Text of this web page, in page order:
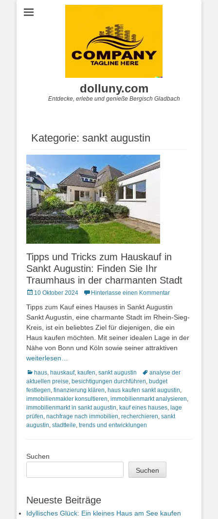
dolluny.com
Entdecke, erlebe und genieße Bergisch Gladbach
Kategorie: sankt augustin
Tipps und Tricks zum Hauskauf in
Sankt Augustin: Finden Sie Ihr
Traumhaus in der charmanten Stadt
Posted
10 Oktober 2024 Hinterlasse einen Kommentar
Tipps zum Kauf eines Hauses in Sankt Augustin
Sankt Augustin, eine charmante Stadt im Rhein-Sieg-
Kreis, ist ein beliebtes Ziel für diejenigen, die ein
Haus kaufen möchten. Mit seiner idealen Lage in der
Nähe von Bonn und Köln sowie seiner attraktiven
weiterlesen…
Kategorien
haus, hauskauf, kaufen, sankt augustin Schlagworte
analyse der
aktuellen preise, besichtigungen durchführen, budget
festlegen, finanzierung klären, haus kaufen sankt augustin,
immobilienmakler konsultieren, immobilienmarkt analysieren,
immobilienmarkt in sankt augustin, kauf eines hauses, lage
prüfen, nachfrage nach immobilien, recherchieren, sankt
augustin, stadtteile, trends und entwicklungen
Suchen
Suchen
Neueste Beiträge
Idyllisches Glück: Ein kleines Haus am See kaufen